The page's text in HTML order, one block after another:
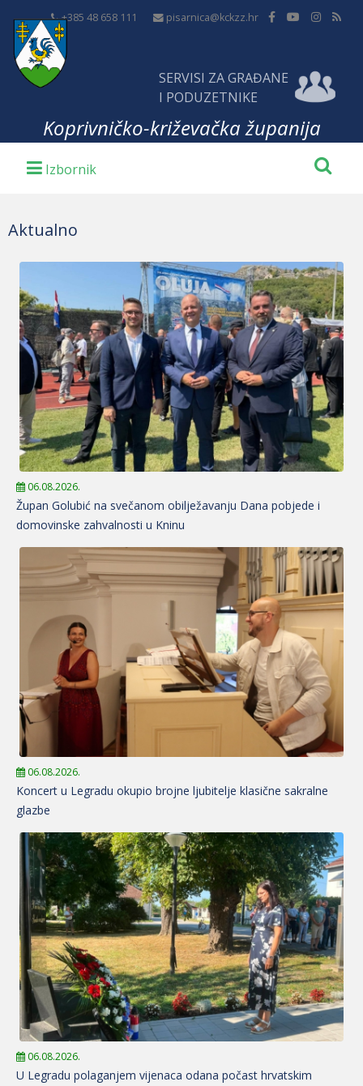
+385 48 658 111 pisarnica@kckzz.hr
SERVISI ZA GRAĐANE
I PODUZETNIKE
Koprivničko-križevačka županija
Aktualno
06.08.2026.
Župan Golubić na svečanom obilježavanju Dana pobjede i
domovinske zahvalnosti u Kninu
06.08.2026.
Koncert u Legradu okupio brojne ljubitelje klasične sakralne
glazbe
06.08.2026.
U Legradu polaganjem vijenaca odana počast hrvatskim